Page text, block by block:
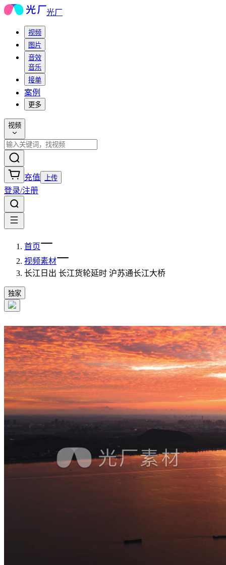
光厂
视频
图片
音效
音乐
接单
案例
更多
视频
充值 上传
登录/注册
首页
视频素材
长江日出 长江货轮延时 沪苏通长江大桥
独家